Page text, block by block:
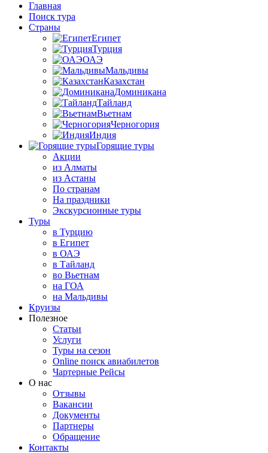
Главная
Поиск тура
Страны
Египет
Турция
ОАЭ
Мальдивы
Казахстан
Доминикана
Тайланд
Вьетнам
Черногория
Индия
Горящие туры
Акции
из Алматы
из Астаны
По странам
На праздники
Экскурсионные туры
Туры
в Турцию
в Египет
в ОАЭ
в Тайланд
во Вьетнам
на ГОА
на Мальдивы
Круизы
Полезное
Статьи
Услуги
Туры на сезон
Online поиск авиабилетов
Чартерные Рейсы
О нас
Отзывы
Вакансии
Документы
Партнеры
Обращение
Контакты